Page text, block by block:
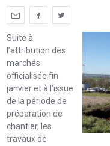
Suite à
l’attribution des
marchés
officialisée fin
janvier et à l’issue
de la période de
préparation de
chantier, les
travaux de